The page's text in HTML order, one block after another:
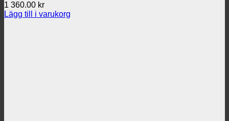
1 360.00 kr
Lägg till i varukorg